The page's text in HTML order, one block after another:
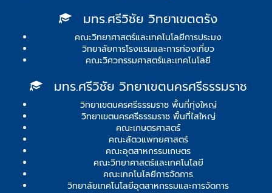
มทร.ศรีวิชัย วิทยาเขตตรัง
คณะวิทยาศาสตร์และเทคโนโลยีการประมง
วิทยาลัยการโรงแรมและการท่องเที่ยว
คณะวิศวกรรมศาสตร์และเทคโนโลยี
มทร.ศรีวิชัย วิทยาเขตนครศรีธรรมราช
วิทยาเขตนครศรีธรรมราช พื้นที่ทุ่งใหญ่
วิทยาเขตนครศรีธรรมราช พื้นที่ไสใหญ่
คณะเกษตรศาสตร์
คณะสัตวแพทยศาสตร์
คณะอุตสาหกรรมเกษตร
คณะวิทยาศาสตร์และเทคโนโลยี
คณะเทคโนโลยีการจัดการ
วิทยาลัยเทคโนโลยีอุตสาหกรรมและการจัดการ